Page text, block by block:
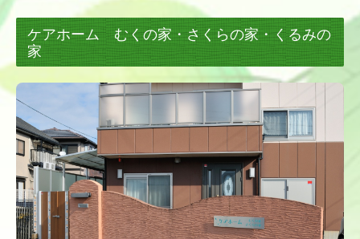
プライバシーポリシー
ケアホーム むくの家・さくらの家・くるみの
家